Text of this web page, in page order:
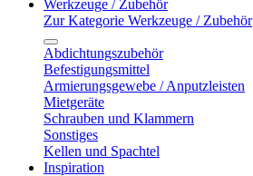
Werkzeuge / Zubehör
Zur Kategorie Werkzeuge / Zubehör
Abdichtungszubehör
Befestigungsmittel
Armierungsgewebe / Anputzleisten
Mietgeräte
Schrauben und Klammern
Sonstiges
Kellen und Spachtel
Inspiration